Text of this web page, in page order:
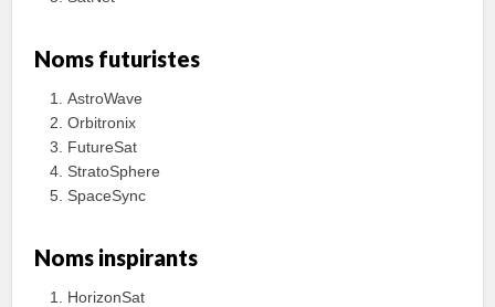
Noms futuristes
AstroWave
Orbitronix
FutureSat
StratoSphere
SpaceSync
Noms inspirants
HorizonSat